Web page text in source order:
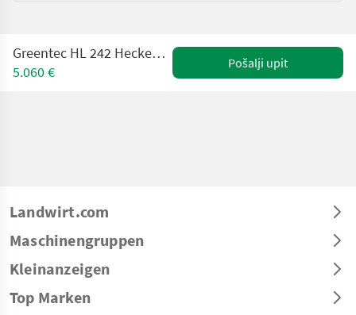
Greentec HL 242 Heckenschere /Astschere für Ausleger
5.060 €
Pošalji upit
Landwirt.com
Maschinengruppen
Kleinanzeigen
Top Marken